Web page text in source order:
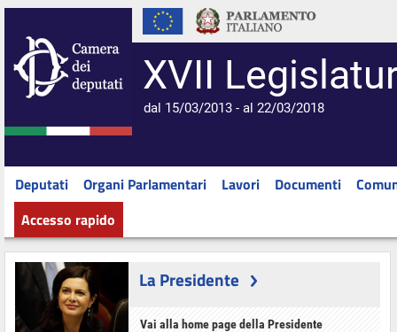
XVII
dal 15/03/2013 - al 22/03/2018
Deputati Organi Parlamentari Lavori Documenti
Accesso rapido
La Presidente
Vai alla home page della Presidente